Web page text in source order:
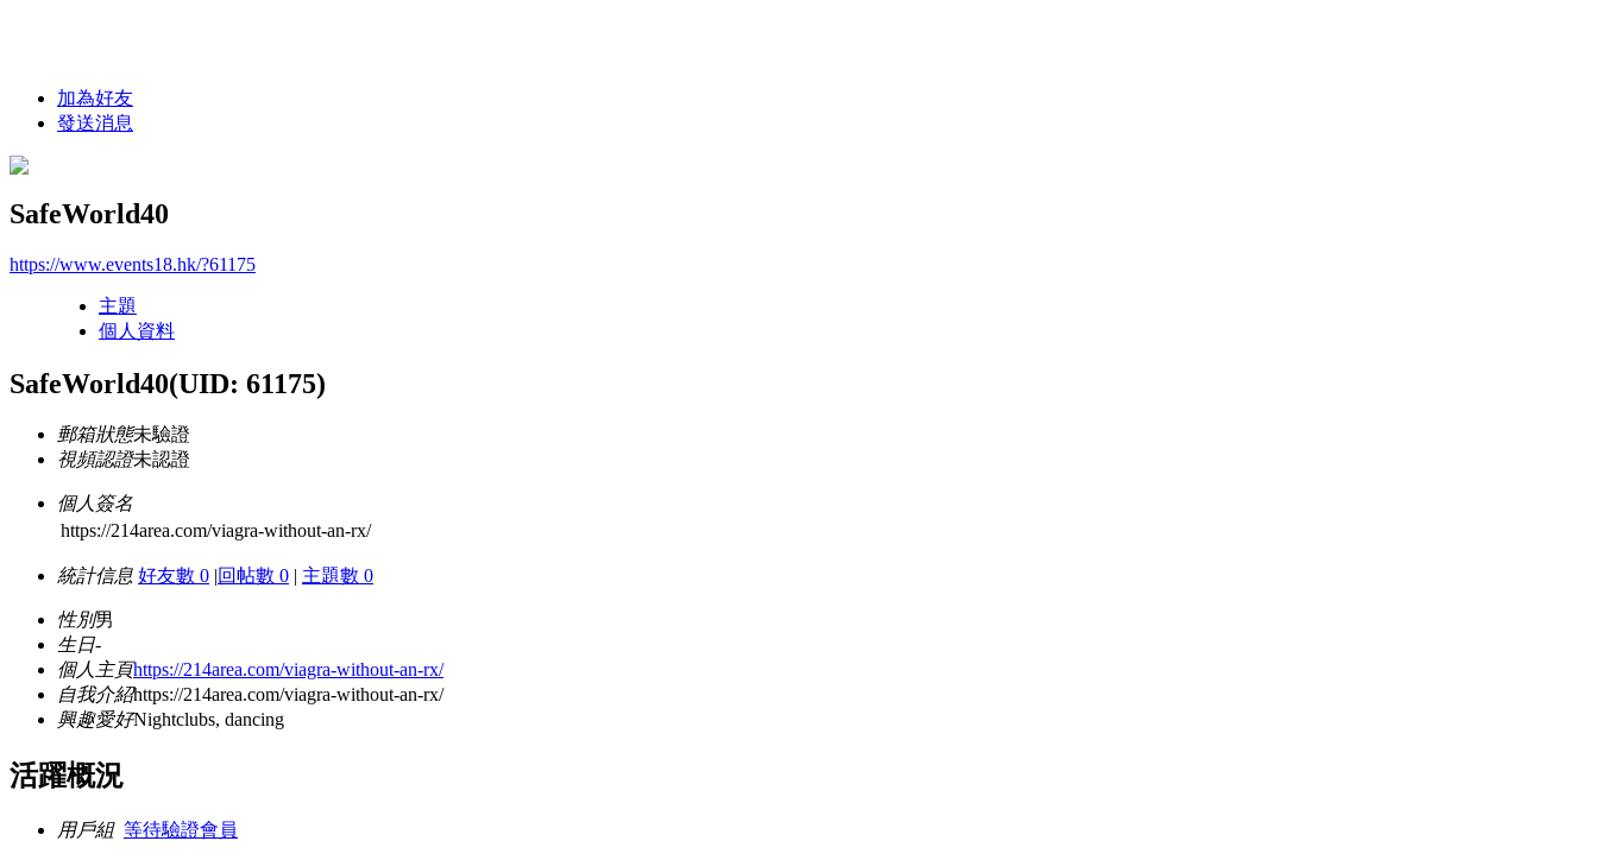
加為好友
發送消息
SafeWorld40
https://www.events18.hk/?61175
主題
個人資料
SafeWorld40(UID: 61175)
郵箱狀態未驗證
視頻認證未認證
個人簽名
https://214area.com/viagra-without-an-rx/
統計信息 好友數 0 |回帖數 0 | 主題數 0
性別男
生日-
個人主頁https://214area.com/viagra-without-an-rx/
自我介紹https://214area.com/viagra-without-an-rx/
興趣愛好Nightclubs, dancing
活躍概況
用戶組 等待驗證會員